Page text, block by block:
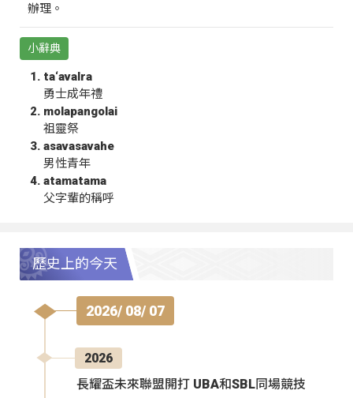
辦理。
小辭典
ta‘avalra
勇士成年禮
molapangolai
祖靈祭
asavasavahe
男性青年
atamatama
父字輩的稱呼
歷史上的今天
2026/ 08/ 07
2026
長耀盃未來聯盟開打 UBA和SBL同場競技